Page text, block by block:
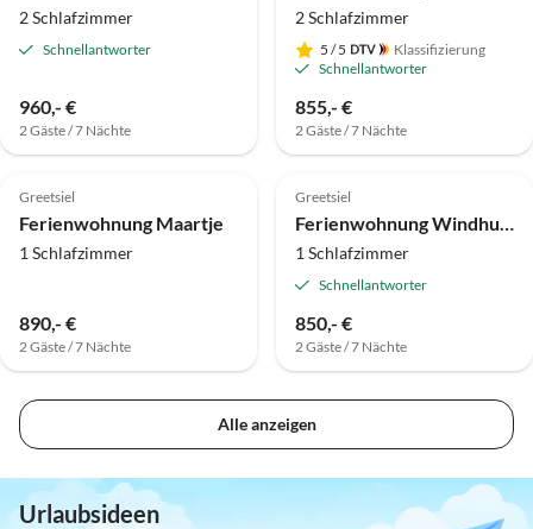
2 Schlafzimmer
Schnellantworter
960,- €
2 Gäste / 7 Nächte
2 Schlafzimmer
5 / 5
Klassifizierung
Schnellantworter
855,- €
2 Gäste / 7 Nächte
Top-Inserat
Greetsiel
Ferienwohnung Maartje
1 Schlafzimmer
890,- €
2 Gäste / 7 Nächte
Top-Inserat
Greetsiel
1 Schlafzimmer
Schnellantworter
850,- €
2 Gäste / 7 Nächte
Alle anzeigen
Urlaubsideen